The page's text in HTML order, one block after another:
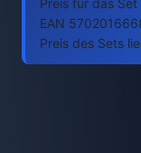
Preis für das
EAN
Preis des Sets